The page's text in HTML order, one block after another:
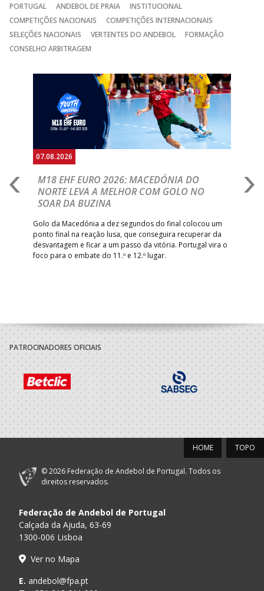
PORTUGAL
ANDEBOL DE PRAIA
INSTITUCIONAL
COMPETIÇÕES NACIONAIS
COMPETIÇÕES INTERNACIONAIS
SELEÇÕES NACIONAIS
VERTENTES DO ANDEBOL
FORMAÇÃO
CONSELHO ARBITRAGEM
07.08.2026
M18 EHF EURO 2026: MACEDÓNIA DO
NORTE LEVA A MELHOR COM GOLO NO
SOAR DA BUZINA
Golo da Macedónia a dez segundos do final colocou um
ponto final na reação lusa, que conseguira recuperar da
desvantagem e ficar a um passo da vitória. Portugal vira o
foco para o embate do 11.º e 12.º lugar.
PATROCINADORES OFICIAIS
TOPO
HOME
© 2026 Federação de Andebol de Portugal. Todos os
direitos reservados.
Federação de Andebol de Portugal
Calçada da Ajuda, 63-69
1300-006 Lisboa
Ver no Mapa
E. andebol@fpa.pt